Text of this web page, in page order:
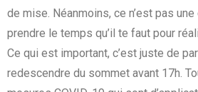
de mise. Néanmoins, ce n’est pas
prendre le temps qu’il te faut pour
Ce qui est important, c’est juste de
redescendre du sommet avant 17h.